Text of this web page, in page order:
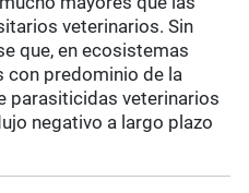
veterinarios. Sin
que, en ecosistemas
con predominio de la
parasiticidas veterinarios
negativo a largo plazo